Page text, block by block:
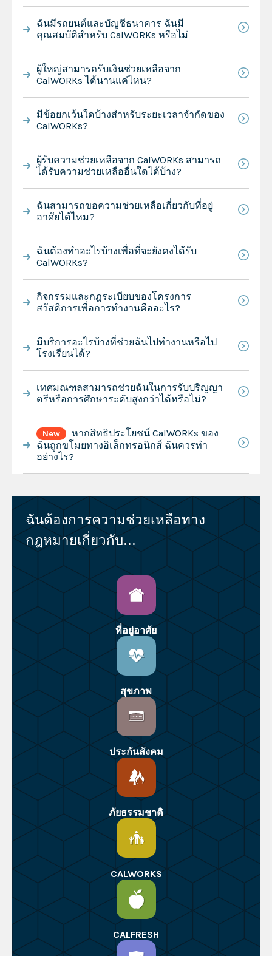
ฉันมีรถยนต์และบัญชีธนาคาร ฉันมี
คุณสมบัติสำหรับ CalWORKs หรือไม่
ผู้ใหญ่สามารถรับเงินช่วยเหลือจาก
CalWORKs ได้นานแค่ไหน?
มีข้อยกเว้นใดบ้างสำหรับระยะเวลาจำกัดของ
CalWORKs?
ผู้รับความช่วยเหลือจาก CalWORKs สามารถ
ได้รับความช่วยเหลืออื่นใดได้บ้าง?
ฉันสามารถขอความช่วยเหลือเกี่ยวกับที่อยู่
อาศัยได้ไหม?
ฉันต้องทำอะไรบ้างเพื่อที่จะยังคงได้รับ
CalWORKs?
กิจกรรมและกฎระเบียบของโครงการ
สวัสดิการเพื่อการทำงานคืออะไร?
มีบริการอะไรบ้างที่ช่วยฉันไปทำงานหรือไป
โรงเรียนได้?
เทศมณฑลสามารถช่วยฉันในการรับปริญญา
ตรีหรือการศึกษาระดับสูงกว่าได้หรือไม่?
New
หากสิทธิประโยชน์ CalWORKs ของ
ฉันถูกขโมยทางอิเล็กทรอนิกส์ ฉันควรทำ
อย่างไร?
ฉันต้องการความช่วยเหลือทาง
กฎหมายเกี่ยวกับ...
ที่อยู่อาศัย
สุขภาพ
ประกันสังคม
ภัยธรรมชาติ
CALWORKS
CALFRESH